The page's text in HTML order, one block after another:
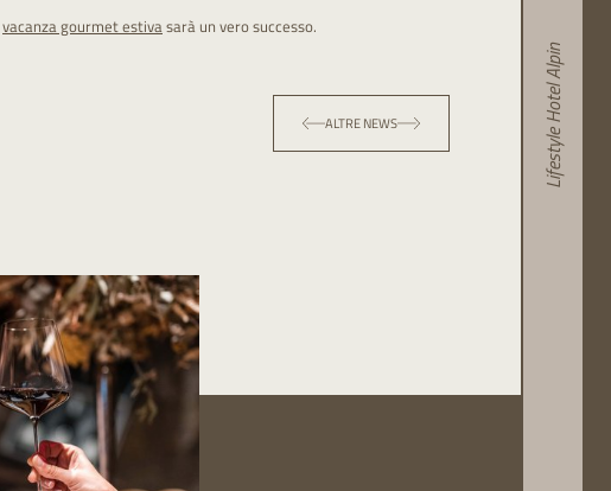
Lifestyle Hotel Alpin
vacanza gourmet estivasarà un vero successo.
ALTRE NEWS